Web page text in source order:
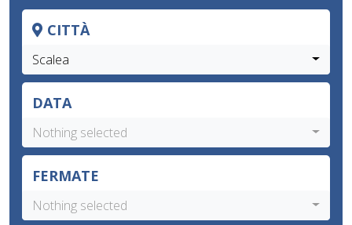
CITTÀ
Scalea
DATA
Nothing selected
FERMATE
Nothing selected